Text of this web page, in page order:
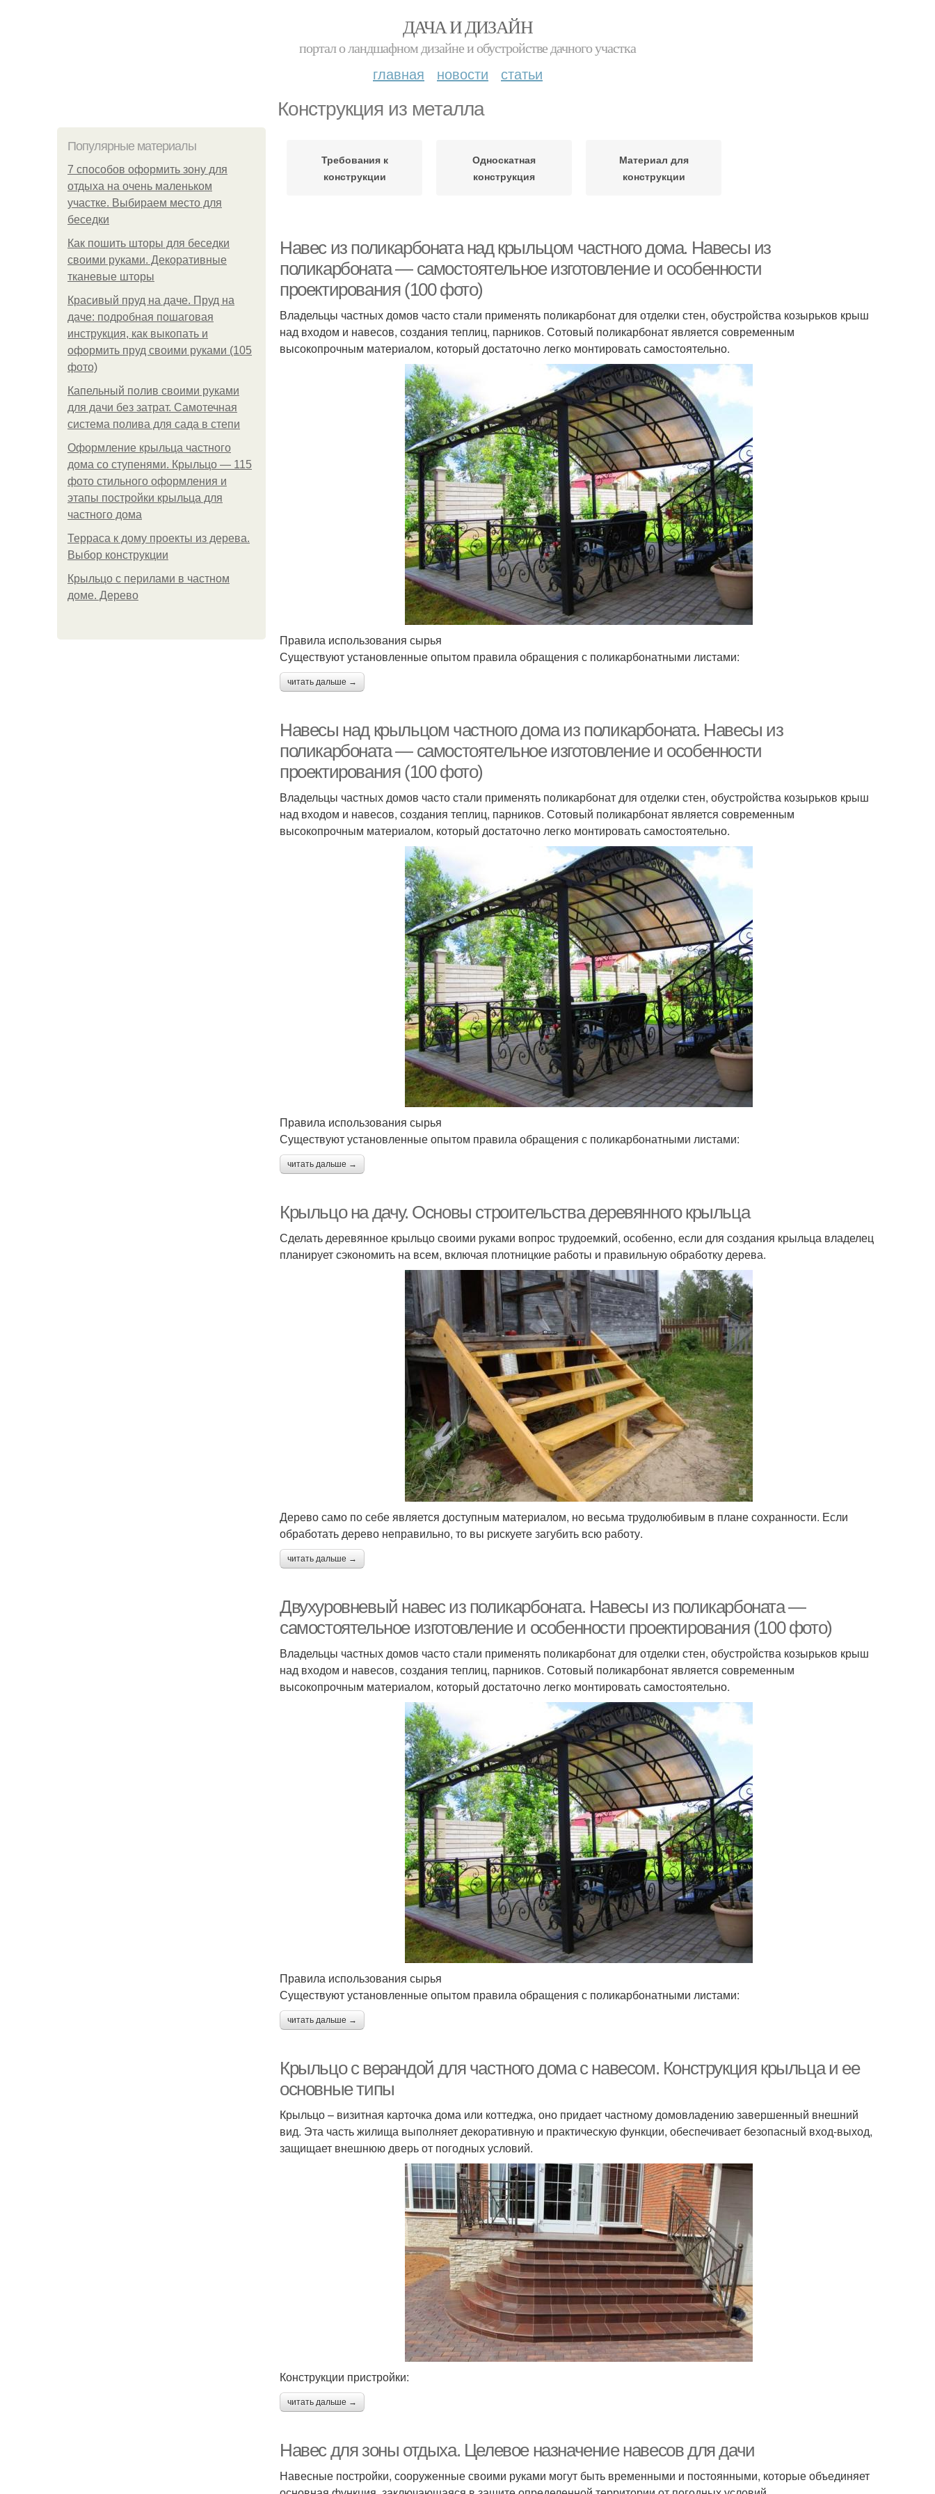
ДАЧА И ДИЗАЙН
портал о ландшафном дизайне и обустройстве дачного участка
главная новости статьи
Конструкция из металла
Популярные материалы
7 способов оформить зону для
отдыха на очень маленьком
участке. Выбираем место для
беседки
Как пошить шторы для беседки
своими руками. Декоративные
тканевые шторы
Красивый пруд на даче. Пруд на
даче: подробная пошаговая
инструкция, как выкопать и
оформить пруд своими руками (105
фото)
Капельный полив своими руками
для дачи без затрат. Самотечная
система полива для сада в степи
Оформление крыльца частного
дома со ступенями. Крыльцо — 115
фото стильного оформления и
этапы постройки крыльца для
частного дома
Терраса к дому проекты из дерева.
Выбор конструкции
Крыльцо с перилами в частном
доме. Дерево
Требования к
конструкции
Односкатная
конструкция
Материал для
конструкции
Навес из поликарбоната над крыльцом частного дома. Навесы из
поликарбоната — самостоятельное изготовление и особенности
проектирования (100 фото)
Владельцы частных домов часто стали применять поликарбонат для отделки стен, обустройства козырьков крыш
над входом и навесов, создания теплиц, парников. Сотовый поликарбонат является современным
высокопрочным материалом, который достаточно легко монтировать самостоятельно.
Правила использования сырья
Существуют установленные опытом правила обращения с поликарбонатными листами:
читать дальше →
Навесы над крыльцом частного дома из поликарбоната. Навесы из
поликарбоната — самостоятельное изготовление и особенности
проектирования (100 фото)
Владельцы частных домов часто стали применять поликарбонат для отделки стен, обустройства козырьков крыш
над входом и навесов, создания теплиц, парников. Сотовый поликарбонат является современным
высокопрочным материалом, который достаточно легко монтировать самостоятельно.
Правила использования сырья
Существуют установленные опытом правила обращения с поликарбонатными листами:
читать дальше →
Крыльцо на дачу. Основы строительства деревянного крыльца
Сделать деревянное крыльцо своими руками вопрос трудоемкий, особенно, если для создания крыльца владелец
планирует сэкономить на всем, включая плотницкие работы и правильную обработку дерева.
Дерево само по себе является доступным материалом, но весьма трудолюбивым в плане сохранности. Если
обработать дерево неправильно, то вы рискуете загубить всю работу.
читать дальше →
Двухуровневый навес из поликарбоната. Навесы из поликарбоната —
самостоятельное изготовление и особенности проектирования (100 фото)
Владельцы частных домов часто стали применять поликарбонат для отделки стен, обустройства козырьков крыш
над входом и навесов, создания теплиц, парников. Сотовый поликарбонат является современным
высокопрочным материалом, который достаточно легко монтировать самостоятельно.
Правила использования сырья
Существуют установленные опытом правила обращения с поликарбонатными листами:
читать дальше →
Крыльцо с верандой для частного дома с навесом. Конструкция крыльца и ее
основные типы
Крыльцо – визитная карточка дома или коттеджа, оно придает частному домовладению завершенный внешний
вид. Эта часть жилища выполняет декоративную и практическую функции, обеспечивает безопасный вход-выход,
защищает внешнюю дверь от погодных условий.
Конструкции пристройки:
читать дальше →
Навес для зоны отдыха. Целевое назначение навесов для дачи
Навесные постройки, сооруженные своими руками могут быть временными и постоянными, которые объединяет